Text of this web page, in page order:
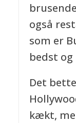
også
som er
bedst
Det
kækt,